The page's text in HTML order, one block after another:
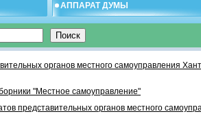
АППАРАТ ДУМЫ
органов местного самоуправления
"Местное самоуправление"
представительных органов местного